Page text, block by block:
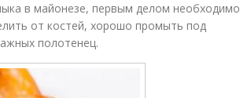
в майонезе, первым делом необходимо
от костей, хорошо промыть под
полотенец.